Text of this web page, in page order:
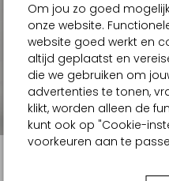
Om jou zo goed
onze website.
website goed werkt en
altijd geplaatst en
die we gebruiken om
advertenties te tonen,
klikt, worden alleen de
kunt ook op "Cookie-
voorkeuren aan te
Ontdek de look